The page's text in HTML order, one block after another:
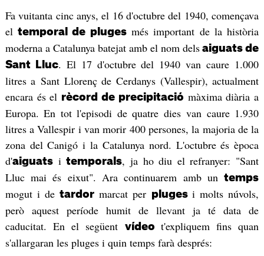
Fa vuitanta cinc anys, el 16 d'octubre del 1940, començava
eltemporal de plugesmés important de la història
moderna a Catalunya batejat amb el nom dels aiguats de
Sant Lluc. El 17 d'octubre del 1940 van caure 1.000
litres a Sant Llorenç de Cerdanys (Vallespir), actualment
encara és el rècord de precipitació màxima diària a
Europa. En tot l'episodi de quatre dies van caure 1.930
litres a Vallespir i van morir 400 persones, la majoria de la
zona del Canigó i la Catalunya nord. L'octubre és època
d'aiguatsitemporals, ja ho diu el refranyer: "Sant
Lluc mai és eixut". Ara continuarem amb untemps
mogut i de tardormarcat per plugesi molts núvols,
però aquest període humit de llevant ja té data de
caducitat. En el següent
vídeo t'expliquem fins quan
s'allargaran les pluges i quin temps farà després: